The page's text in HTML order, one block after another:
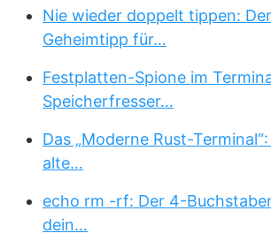
Nie wieder doppelt tippen:
Geheimtipp für…
Festplatten-Spione im
Speicherfresser…
Das „Moderne Rust-
alte…
echo rm -rf: Der 4-
dein…